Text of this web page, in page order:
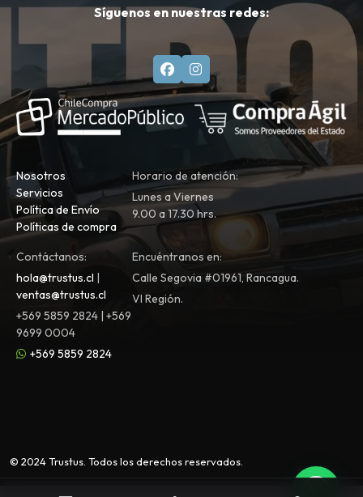
Síguenos en nuestras redes:
Nosotros
Servicios
Política de Envío
Políticas de compra
Horario de atención:
Lunes a Viernes
9.00 a 17.30 hrs.
Contáctanos:
hola@trustus.cl |
ventas@trustus.cl
+569 5859 2824 | +569
9699 0004
+569 5859 2824
Encuéntranos en:
Calle Segovia #01961, Rancagua.
VI Región.
© 2024 Trustus. Todos los derechos reservados.